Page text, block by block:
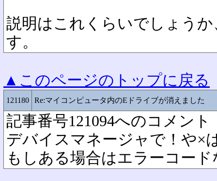
説明はこれくらいでしょう
す。
▲このページのトップに戻る
121180 Re:マイコンピュータ内のEドライブが消えました
記事番号121094へのコメント
デバイスマネージャで！や×
もしある場合はエラーコー